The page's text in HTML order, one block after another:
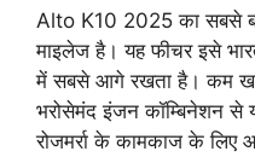
Alto K10 2025 का सबसे
माइलेज है। यह फीचर इसे
में सबसे आगे रखता है। कम
भरोसेमंद इंजन कॉम्बिनेशन से
रोजमर्रा के कामकाज के लिए